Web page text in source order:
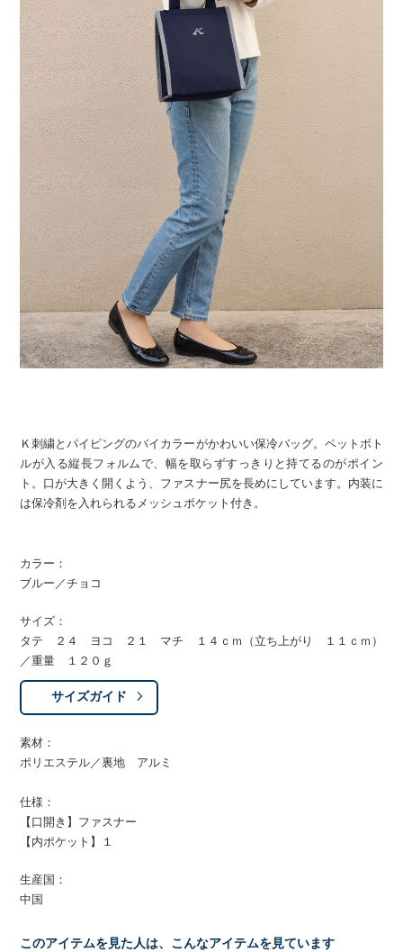
Ｋ刺繍とパイピングのバイカラーがかわいい保冷バッグ。ペットボト
ルが入る縦長フォルムで、幅を取らずすっきりと持てるのがポイン
ト。口が大きく開くよう、ファスナー尻を長めにしています。内装に
は保冷剤を入れられるメッシュポケット付き。
カラー：
ブルー／チョコ
サイズ：
タテ ２４ ヨコ ２１ マチ １４ｃｍ（立ち上がり １１ｃｍ）
／重量 １２０ｇ
サイズガイド
素材：
ポリエステル／裏地 アルミ
仕様：
【口開き】ファスナー
【内ポケット】１
生産国：
中国
このアイテムを見た人は、こんなアイテムを見ています